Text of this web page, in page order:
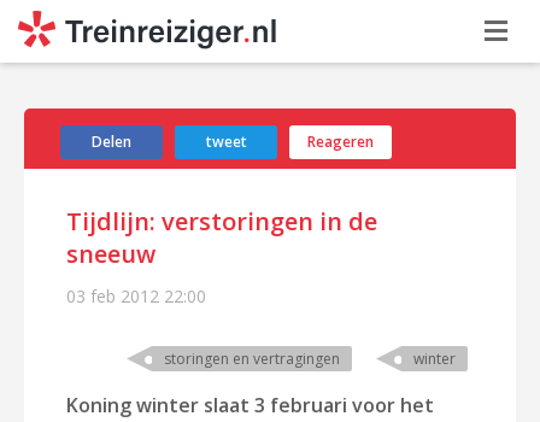
Delen tweet Reageren
Tijdlijn: verstoringen in de
sneeuw
03 feb 2012 22:00
storingen en vertragingen winter
Koning winter slaat 3 februari voor het